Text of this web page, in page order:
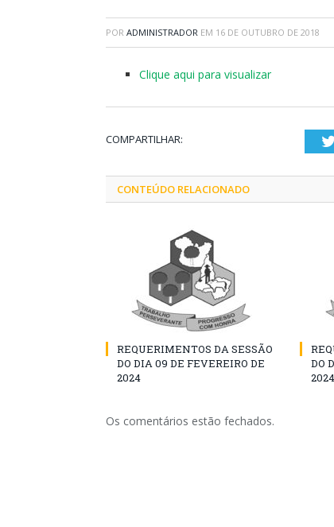
POR ADMINISTRADOR EM 16 DE OUTUBRO DE 2018
Clique aqui para visualizar
COMPARTILHAR:
CONTEÚDO RELACIONADO
REQUERIMENTOS DA SESSÃO
DO DIA 09 DE FEVEREIRO DE
2024
DO
2024
Os comentários estão fechados.